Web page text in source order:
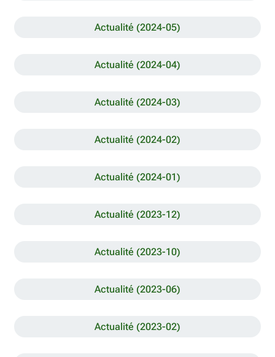
Actualité (2024-05)
Actualité (2024-04)
Actualité (2024-03)
Actualité (2024-02)
Actualité (2024-01)
Actualité (2023-12)
Actualité (2023-10)
Actualité (2023-06)
Actualité (2023-02)